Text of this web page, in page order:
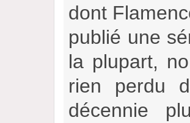
dont
publié une
la plupart,
rien perdu
décennie